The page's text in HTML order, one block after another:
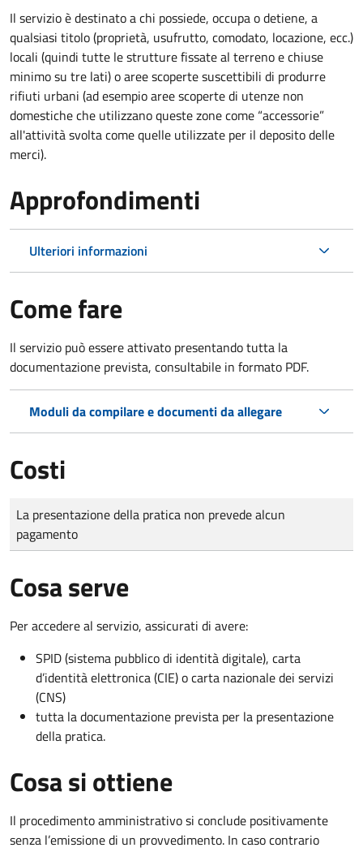
Il servizio è destinato a chi possiede, occupa o detiene, a
qualsiasi titolo (proprietà, usufrutto, comodato, locazione, ecc.)
locali (quindi tutte le strutture fissate al terreno e chiuse
minimo su tre lati) o aree scoperte suscettibili di produrre
rifiuti urbani (ad esempio aree scoperte di utenze non
domestiche che utilizzano queste zone come “accessorie”
all'attività svolta come quelle utilizzate per il deposito delle
merci).
Approfondimenti
Ulteriori informazioni
Come fare
Il servizio può essere attivato presentando tutta la
documentazione prevista, consultabile in formato PDF.
Moduli da compilare e documenti da allegare
Costi
Tipo di pagamento
Importo
La presentazione della pratica non prevede alcun
pagamento
Cosa serve
Per accedere al servizio, assicurati di avere:
SPID (sistema pubblico di identità digitale), carta
d’identità elettronica (CIE) o carta nazionale dei servizi
(CNS)
tutta la documentazione prevista per la presentazione
della pratica.
Cosa si ottiene
Il procedimento amministrativo si conclude positivamente
senza l’emissione di un provvedimento. In caso contrario